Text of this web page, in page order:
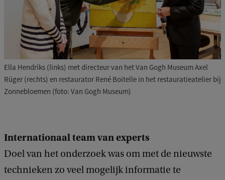
Ella Hendriks (links) met directeur van het Van Gogh Museum Axel
Rüger (rechts) en restaurator René Boitelle in het restauratieatelier bij
Zonnebloemen (foto: Van Gogh Museum)
Internationaal team van experts
Doel van het onderzoek was om met de nieuwste
technieken zo veel mogelijk informatie te